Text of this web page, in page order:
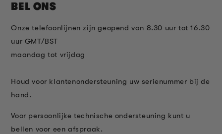
BEL ONS
Onze telefoonlijnen zijn geopend van 8.30 uur tot 16.30
uur GMT/BST
maandag tot vrijdag
Houd voor klantenondersteuning uw serienummer bij de
hand.
Voor persoonlijke technische ondersteuning kunt u
bellen voor een afspraak.